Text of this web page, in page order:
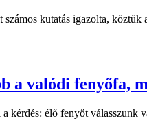
számos kutatás igazolta,
a valódi fenyőfa,
a kérdés: élő fenyőt